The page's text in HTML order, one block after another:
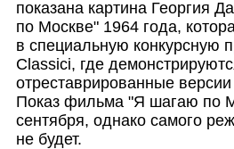
показана картина Георгия
по Москве" 1964 года,
в специальную конкурсную
Classici, где
отреставрированные
Показ фильма "Я шагаю по
сентября, однако самого
не будет.